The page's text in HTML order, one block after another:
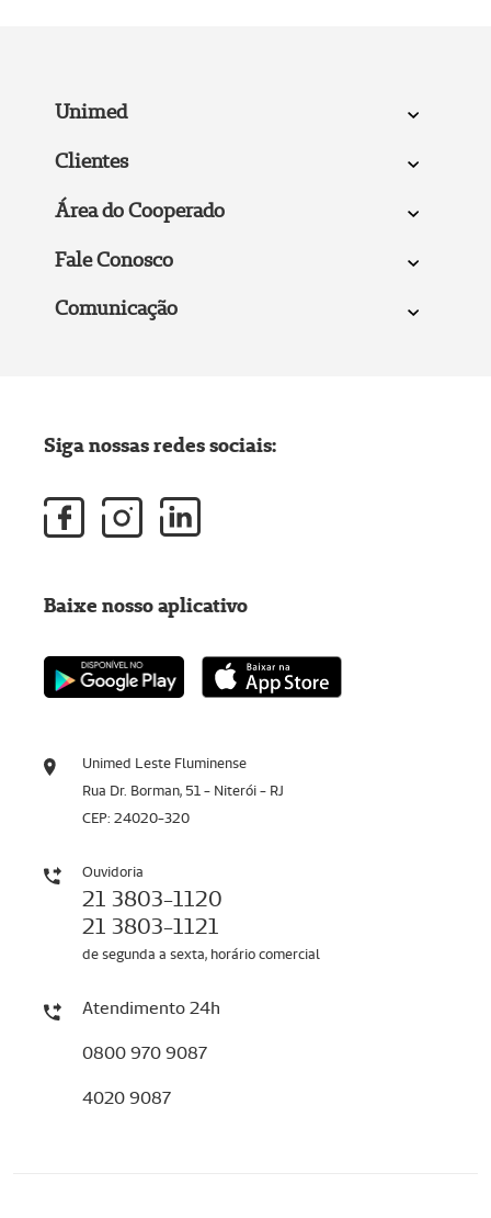
Unimed
Clientes
Área do Cooperado
Fale Conosco
Comunicação
Unimed Leste Fluminense
Rua Dr. Borman, 51 - Niterói - RJ
CEP: 24020-320
Ouvidoria
21 3803-1120
21 3803-1121
de segunda a sexta, horário comercial
Atendimento 24h
0800 970 9087
4020 9087
Siga nossas redes sociais:
Baixe nosso aplicativo